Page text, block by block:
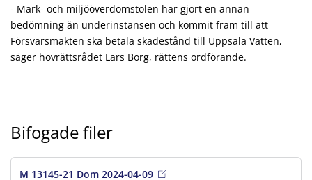
- Mark- och miljööverdomstolen har gjort en annan
bedömning än underinstansen och kommit fram till att
Försvarsmakten ska betala skadestånd till Uppsala Vatten,
säger hovrättsrådet Lars Borg, rättens ordförande.
Bifogade filer
M 13145-21 Dom 2024-04-09